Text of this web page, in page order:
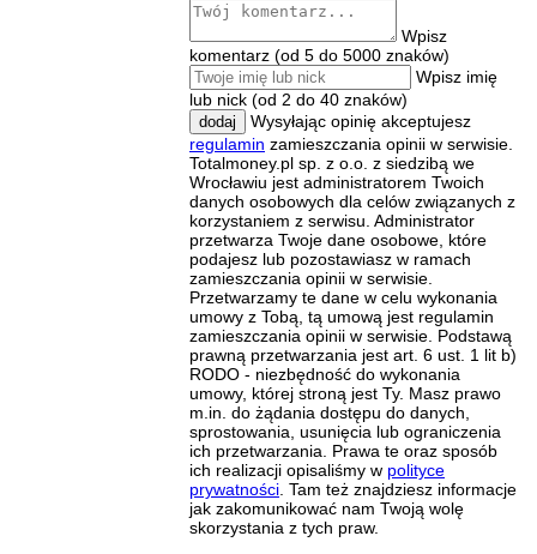
Wpisz
komentarz (od 5 do 5000 znaków)
Wpisz imię
lub nick (od 2 do 40 znaków)
dodaj
Wysyłając opinię akceptujesz
regulamin zamieszczania opinii w serwisie.
Totalmoney.pl sp. z o.o. z siedzibą we
Wrocławiu jest administratorem Twoich
danych osobowych dla celów związanych z
korzystaniem z serwisu. Administrator
przetwarza Twoje dane osobowe, które
podajesz lub pozostawiasz w ramach
zamieszczania opinii w serwisie.
Przetwarzamy te dane w celu wykonania
umowy z Tobą, tą umową jest regulamin
zamieszczania opinii w serwisie. Podstawą
prawną przetwarzania jest art. 6 ust. 1 lit b)
RODO - niezbędność do wykonania
umowy, której stroną jest Ty. Masz prawo
m.in. do żądania dostępu do danych,
sprostowania, usunięcia lub ograniczenia
ich przetwarzania. Prawa te oraz sposób
ich realizacji opisaliśmy w polityce
prywatności . Tam też znajdziesz informacje
jak zakomunikować nam Twoją wolę
skorzystania z tych praw.